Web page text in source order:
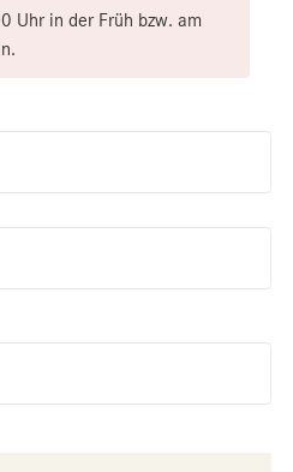
Uhr in der Früh bzw. am